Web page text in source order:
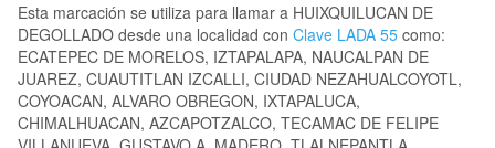
Esta marcación se utiliza para llamar a HUIXQUILUCAN DE
DEGOLLADO desde una localidad con Clave LADA 55 como:
ECATEPEC DE MORELOS, IZTAPALAPA, NAUCALPAN DE
JUAREZ, CUAUTITLAN IZCALLI, CIUDAD NEZAHUALCOYOTL,
COYOACAN, ALVARO OBREGON, IXTAPALUCA,
CHIMALHUACAN, AZCAPOTZALCO, TECAMAC DE FELIPE